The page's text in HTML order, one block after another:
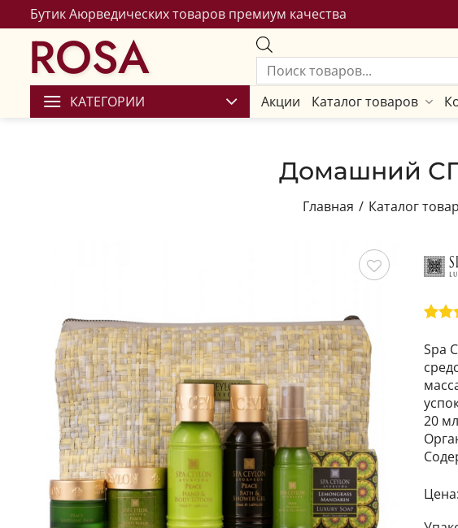
Бутик Аюрведических товаров премиум качества
ROSA
КАТЕГОРИИ Акции Каталог товаров
Домашний
Главная / Каталог
из 5
Spa
20
Цена: